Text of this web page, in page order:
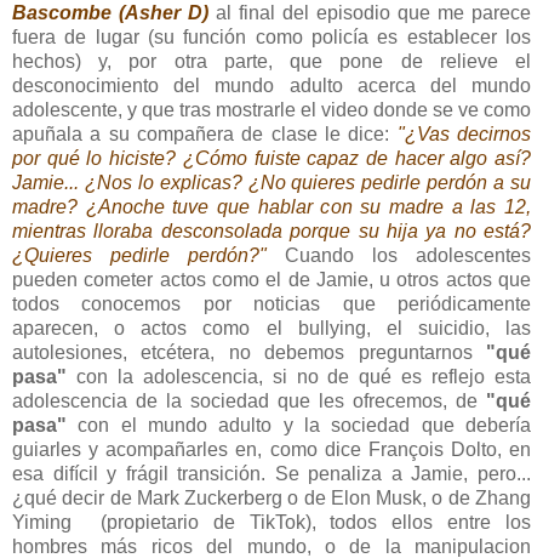
Bascombe (Asher D) al final del episodio que me parece
fuera de lugar (su función como policía es establecer los
hechos) y, por otra parte, que pone de relieve el
desconocimiento del mundo adulto acerca del mundo
adolescente, y que tras mostrarle el video donde se ve como
apuñala a su compañera de clase le dice: "¿Vas decirnos
por qué lo hiciste? ¿Cómo fuiste capaz de hacer algo así?
Jamie... ¿Nos lo explicas? ¿No quieres pedirle perdón a su
madre? ¿Anoche tuve que hablar con su madre a las 12,
mientras lloraba desconsolada porque su hija ya no está?
¿Quieres pedirle perdón?" Cuando los adolescentes
pueden cometer actos como el de Jamie, u otros actos que
todos conocemos por noticias que periódicamente
aparecen, o actos como el bullying, el suicidio, las
autolesiones, etcétera, no debemos preguntarnos "qué
pasa" con la adolescencia, si no de qué es reflejo esta
adolescencia de la sociedad que les ofrecemos, de "qué
pasa" con el mundo adulto y la sociedad que debería
guiarles y acompañarles en, como dice François Dolto, en
esa difícil y frágil transición. Se penaliza a Jamie, pero...
¿qué decir de Mark Zuckerberg o de Elon Musk, o de Zhang
Yiming (propietario de TikTok), todos ellos entre los
hombres más ricos del mundo, o de la manipulacion